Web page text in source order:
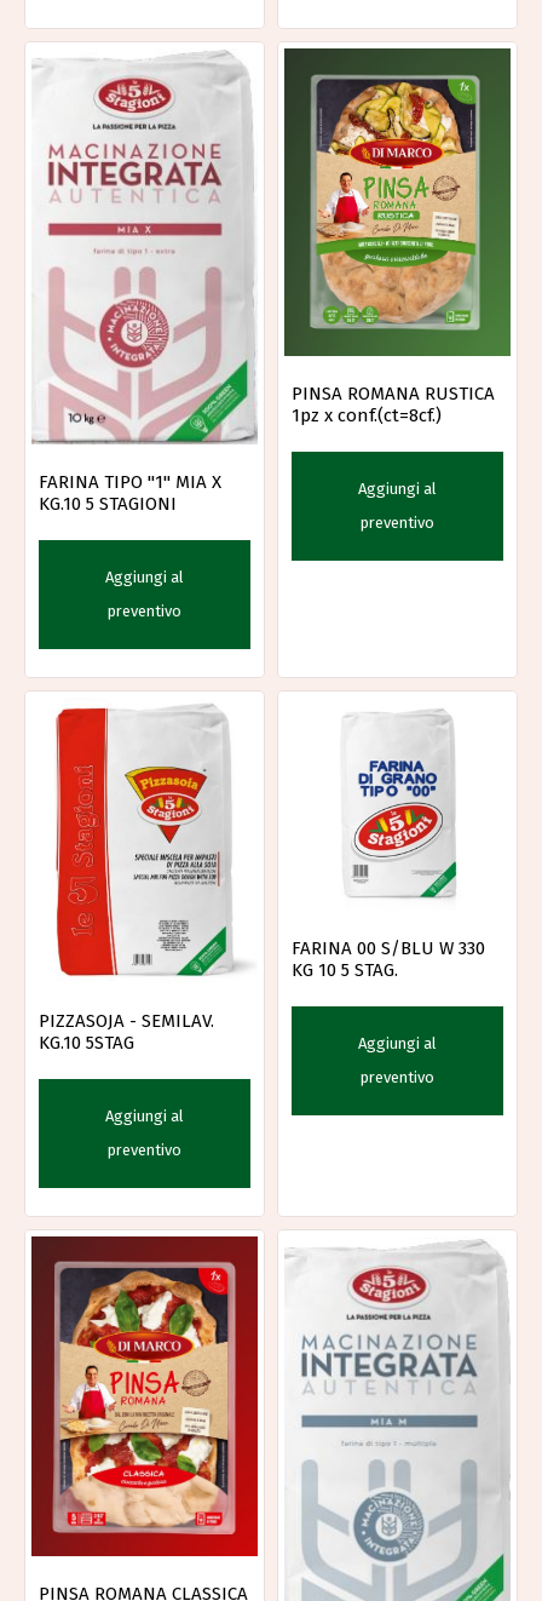
FARINA TIPO "1" MIA X
KG.10 5 STAGIONI
Aggiungi al
preventivo
PINSA ROMANA RUSTICA
1pz x conf.(ct=8cf.)
Aggiungi al
preventivo
PIZZASOJA - SEMILAV.
KG.10 5STAG
Aggiungi al
preventivo
FARINA 00 S/BLU W 330
KG 10 5 STAG.
Aggiungi al
preventivo
PINSA ROMANA CLASSICA